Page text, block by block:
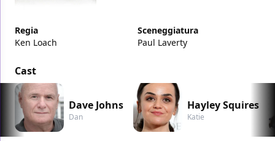
Regia
Ken Loach
Sceneggiatura
Paul Laverty
Cast
Dave Johns
Dan
Hayley Squires
Katie